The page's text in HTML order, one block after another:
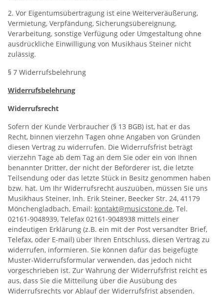
2. Vor Eigentumsübertragung ist eine Weiterveräußerung,
Vermietung, Verpfändung, Sicherungsübereignung,
Verarbeitung, sonstige Verfügung oder Umgestaltung ohne
ausdrückliche Einwilligung von Musikhaus Steiner nicht
zulässig.
§ 7 Widerrufsbelehrung
Widerrufsbelehrung
Widerrufsrecht
Sofern der Kunde Verbraucher (§ 13 BGB) ist, hat er das
Recht, binnen vierzehn Tagen ohne Angaben von Gründen
diesen Vertrag zu widerrufen. Die Widerrufsfrist beträgt
vierzehn Tage ab dem Tag an dem Sie oder ein von Ihnen
benannter Dritter, der nicht der Beförderer ist, die letzte
Teilsendung oder das letzte Stück in Besitz genommen haben
bzw. hat. Um Ihr Widerrufsrecht auszuüben, müssen Sie uns
Musikhaus Steiner, Inh. Erik Steiner, Beecker Str. 24, 41179
Mönchengladbach, Email: kontakt@musicstone.de, Tel.
02161-9048939, Telefax 02161-9048938 mittels einer
eindeutigen Erklärung (z.B. ein mit der Post versandter Brief,
Telefax, oder E-mail) über Ihren Entschluss, diesen Vertrag zu
widerrufen, informieren. Sie können dafür das beigefügte
Muster-Widerrufsformular verwenden, das jedoch nicht
vorgeschrieben ist. Zur Wahrung der Widerrufsfrist reicht es
aus, dass Sie die Mitteilung über die Ausübung des
Widerrufsrechts vor Ablauf der Widerrufsfrist absenden.